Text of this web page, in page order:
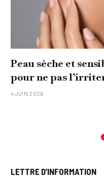
Peau sèche et
pour ne pas
4 JUIN 2026
LETTRE D’INFORMATION